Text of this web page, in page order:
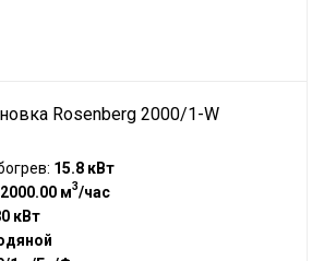
Rosenberg 2000/1-W
15.8 кВт
2000.00 м3/час
кВт